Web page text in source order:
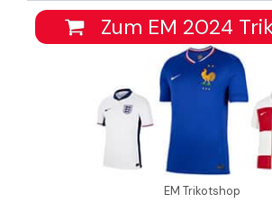
Zum EM 2024
EM Trikotshop